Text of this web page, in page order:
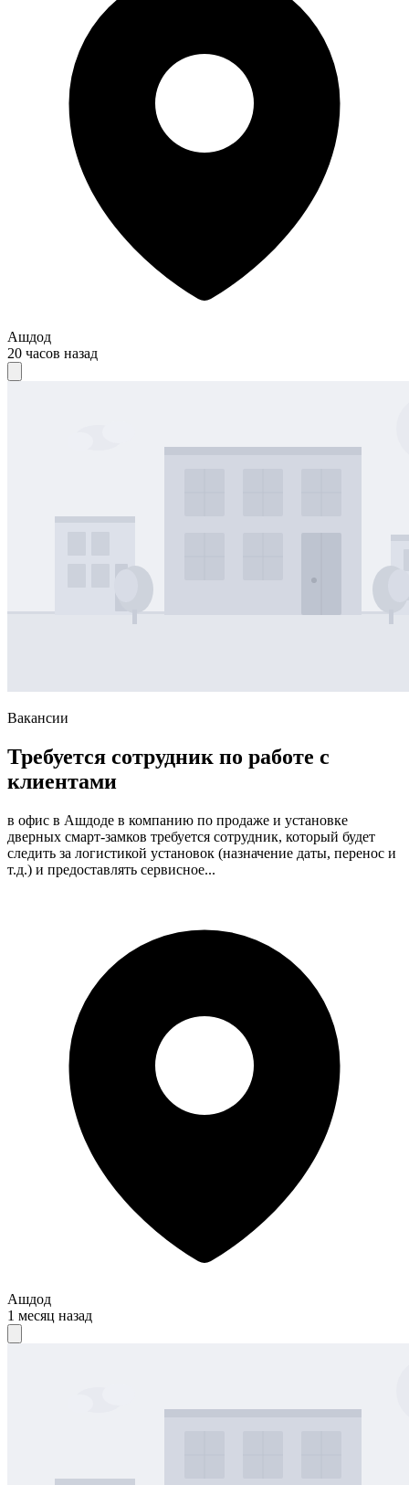
Ашдод
20 часов назад
Вакансии
Требуется сотрудник по работе с
клиентами
в офис в Ашдоде в компанию по продаже и установке
дверных смарт-замков требуется сотрудник, который будет
следить за логистикой установок (назначение даты, перенос и
т.д.) и предоставлять сервисное...
Ашдод
1 месяц назад